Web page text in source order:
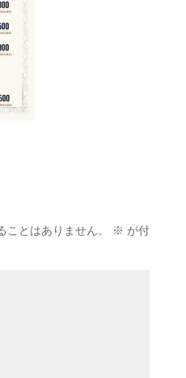
ことはありません。 ※ が付